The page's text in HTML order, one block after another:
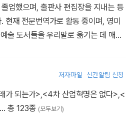
가운을 입은 모습을 보고 이런 이야기
닐 때는 여성이 없었다. 여성은 바사르
육시간에 누드사진을 찍어 자세를 점
년도 남자 동기생들은 자신이 그
졸업식을 원래 의도된 대로 자랑스럽게
의 여자 동기생들 가운데 많은 사람
업했으며, 출판사 편집장을 지내는 등
현재 전문번역가로 활동 중이며, 영미
술 도서들을 우리말로 옮기는 데 매진
무기입니다』, 『건축 이야기』, 『작은 집
니스트 글로리아 스타이넘』, 『체 게바
티』, 『앙코르와트』, 『내 영혼의 달콤한
저자파일 신간알림 신청
가 되는가> <4차 산업혁명은 없다> <
… 총 123종 (모두보기)